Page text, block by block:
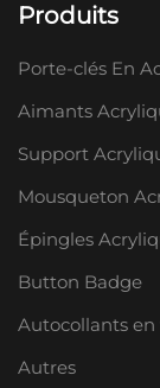
Produits
Porte-clés En
Aimants
Support
Mousqueton
Épingles
Button Badge
Autocollants en
Autres